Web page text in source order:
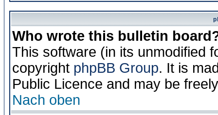
Who wrote this bulletin
This software (in its unmodified
copyright phpBB Group. It is
Public Licence and may be
Nach oben